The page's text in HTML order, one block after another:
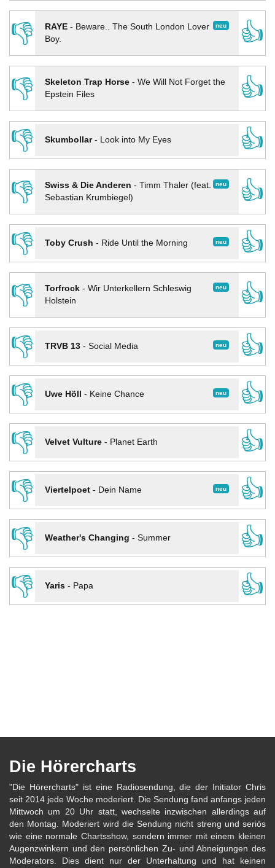
👎
neu
RAYE- Beware.. The South London Lover
Boy.
👍
👎 Skeleton Trap Horse- We Will Not Forget the
Epstein Files
👍
👎
Skumbollar- Look into My Eyes
👍
👎
neu
Swiss & Die Anderen - Timm Thaler (feat.
Sebastian Krumbiegel)
👍
👎
neu
Toby Crush - Ride Until the Morning
👍
👎
neu
Torfrock- Wir Unterkellern Schleswig
Holstein
👍
👎
neu
TRVB 13- Social Media
👍
👎
neu
Uwe Höll - Keine Chance
👍
👎
Velvet Vulture- Planet Earth
👍
👎
neu
Viertelpoet- Dein Name
👍
👎
Weather's Changing - Summer
👍
👎
Yaris- Papa 👍
Die Hörercharts
"Die Hörercharts" ist eine Radiosendung, die der Initiator Chris
seit 2014 jede Woche moderiert. Die Sendung fand anfangs jeden
Mittwoch um 20 Uhr statt, wechselte inzwischen allerdings auf
den Montag. Moderiert wird die Sendung nicht streng und seriös
wie eine normale Chartsshow, sondern immer mit einem kleinen
Augenzwinkern und den persönlichen Zu- und Abneigungen des
Moderators. Dies dient nur der Unterhaltung und hat keinen